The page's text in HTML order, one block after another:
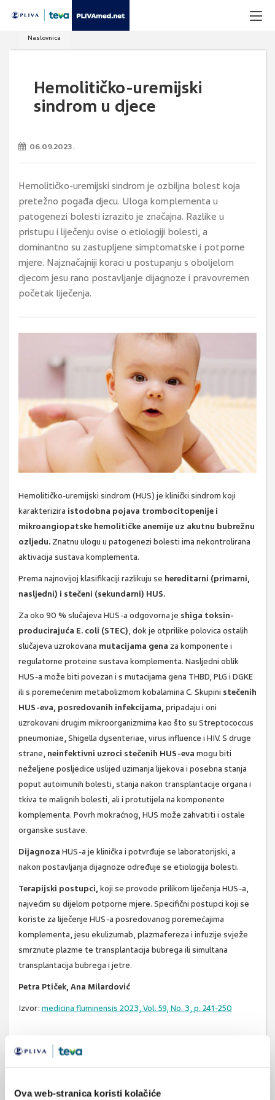
Ova web-stranica koristi kolačiće
Naslovnica
Hemolitičko-uremijski
sindrom u djece
06.09.2023.
Hemolitičko-uremijski sindrom je ozbiljna bolest koja
pretežno pogađa djecu. Uloga komplementa u
patogenezi bolesti izrazito je značajna. Razlike u
pristupu i liječenju ovise o etiologiji bolesti, a
dominantno su zastupljene simptomatske i potporne
mjere. Najznačajniji koraci u postupanju s oboljelom
djecom jesu rano postavljanje dijagnoze i pravovremen
početak liječenja.
Hemolitičko-uremijski sindrom (HUS) je klinički sindrom koji
karakterizira istodobna pojava trombocitopenije i
mikroangiopatske hemolitičke anemije uz akutnu bubrežnu
ozljedu. Znatnu ulogu u patogenezi bolesti ima nekontrolirana
aktivacija sustava komplementa.
Prema najnovijoj klasifikaciji razlikuju se hereditarni (primarni,
nasljedni) i stečeni (sekundarni) HUS.
Za oko 90 % slučajeva HUS-a odgovorna je shiga toksin-
producirajuća E. coli (STEC), dok je otprilike polovica ostalih
slučajeva uzrokovana mutacijama gena za komponente i
regulatorne proteine sustava komplementa. Nasljedni oblik
HUS-a može biti povezan i s mutacijama gena THBD, PLG i DGKE
ili s poremećenim metabolizmom kobalamina C. Skupini stečenih
HUS-eva, posredovanih infekcijama, pripadaju i oni
uzrokovani drugim mikroorganizmima kao što su Streptococcus
pneumoniae, Shigella dysenteriae, virus influence i HIV. S druge
strane, neinfektivni uzroci stečenih HUS-eva mogu biti
neželjene posljedice uslijed uzimanja lijekova i posebna stanja
poput autoimunih bolesti, stanja nakon transplantacije organa i
tkiva te malignih bolesti, ali i protutijela na komponente
komplementa. Povrh mokraćnog, HUS može zahvatiti i ostale
organske sustave.
Dijagnoza HUS-a je klinička i potvrđuje se laboratorijski, a
nakon postavljanja dijagnoze određuje se etiologija bolesti.
Terapijski postupci, koji se provode prilikom liječenja HUS-a,
najvećim su dijelom potporne mjere. Specifični postupci koji se
koriste za liječenje HUS-a posredovanog poremećajima
komplementa, jesu ekulizumab, plazmafereza i infuzije svježe
smrznute plazme te transplantacija bubrega ili simultana
transplantacija bubrega i jetre.
Petra Ptiček, Ana Milardović
Izvor: medicina fluminensis 2023, Vol. 59, No. 3, p. 241-250
bubrezi djeca